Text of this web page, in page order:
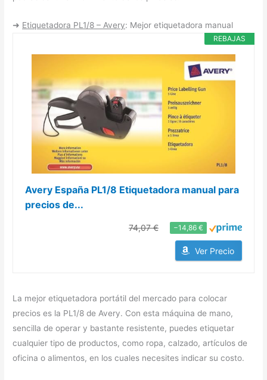
➜ Etiquetadora PL1/8 – Avery: Mejor etiquetadora manual
REBAJAS
Avery España PL1/8 Etiquetadora manual para
precios de...
74,07 € −14,86 €
Ver Precio
La mejor etiquetadora portátil del mercado para colocar
precios es la PL1/8 de Avery. Con esta máquina de mano,
sencilla de operar y bastante resistente, puedes etiquetar
cualquier tipo de productos, como ropa, calzado, artículos de
oficina o alimentos, en los cuales necesites indicar su costo.